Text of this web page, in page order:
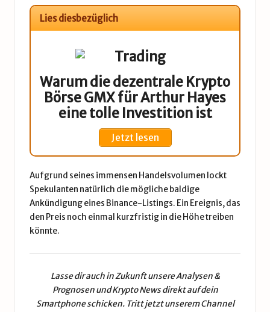
Lies diesbezüglich
Warum die dezentrale Krypto
Börse GMX für Arthur Hayes
eine tolle Investition ist
Jetzt lesen
Aufgrund seines immensen Handelsvolumen lockt
Spekulanten natürlich die mögliche baldige
Ankündigung eines Binance-Listings. Ein Ereignis, das
den Preis noch einmal kurzfristig in die Höhe treiben
könnte.
Lasse dir auch in Zukunft unsereAnalysen &
PrognosenundKrypto Newsdirekt auf dein
Smartphone schicken. Tritt jetzt unseremChannel